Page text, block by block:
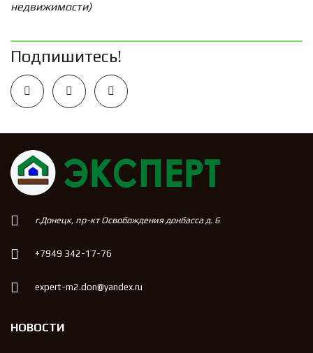
недвижимости)
Подпишитесь!
г.Донецк, пр-кт Освобождения донбасса д. 6
+7949 342-17-76
expert-m2.don@yandex.ru
НОВОСТИ